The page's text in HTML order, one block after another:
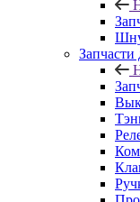
Запчасти